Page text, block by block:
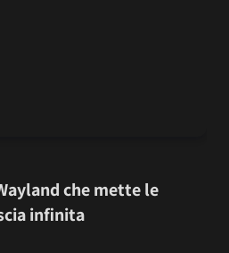
che mette le
infinita